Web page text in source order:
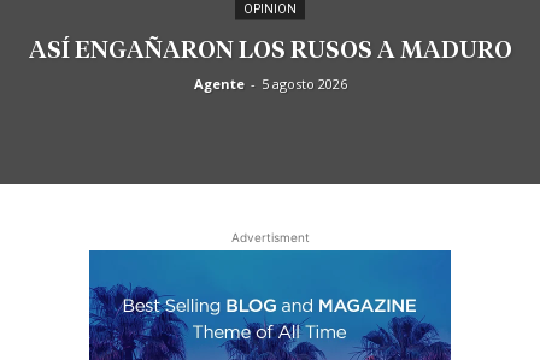
OPINION
ASÍ ENGAÑARON LOS RUSOS A MADURO
Agente - 5 agosto 2026
Advertisment